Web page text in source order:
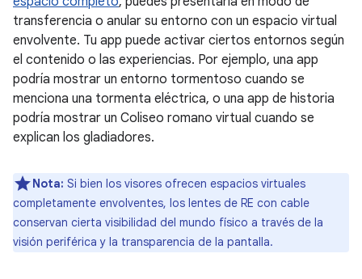
transferencia o anular su entorno con un espacio virtual
envolvente. Tu app puede activar ciertos entornos según
el contenido o las experiencias. Por ejemplo, una app
podría mostrar un entorno tormentoso cuando se
menciona una tormenta eléctrica, o una app de historia
podría mostrar un Coliseo romano virtual cuando se
explican los gladiadores.
Nota: Si bien los visores ofrecen espacios virtuales
completamente envolventes, los lentes de RE con cable
conservan cierta visibilidad del mundo físico a través de la
visión periférica y la transparencia de la pantalla.